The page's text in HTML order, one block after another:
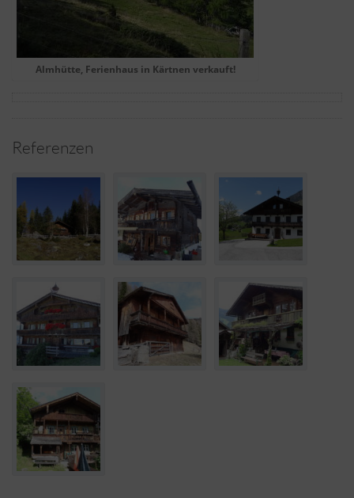
Almhütte, Ferienhaus in Kärtnen verkauft!
Referenzen